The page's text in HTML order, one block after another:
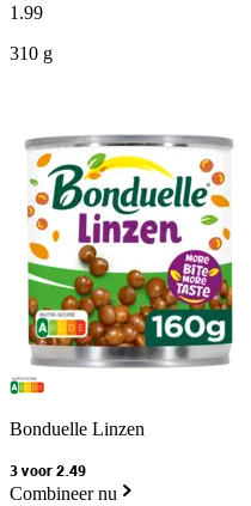
1 .99
310 g
Bonduelle Linzen
3 voor 2.49
Combineer nu